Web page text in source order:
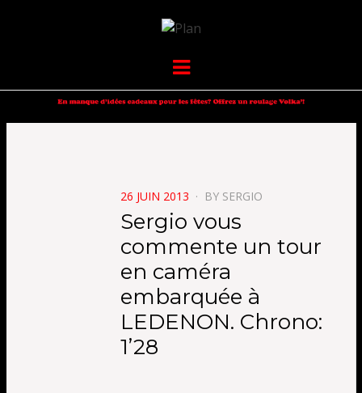
VOLKANIK-
ENDURANCE
Menu
POSTED
ON
26 JUIN 2013 BY SERGIO
Sergio vous
commente un tour
en caméra
embarquée à
LEDENON. Chrono:
1’28